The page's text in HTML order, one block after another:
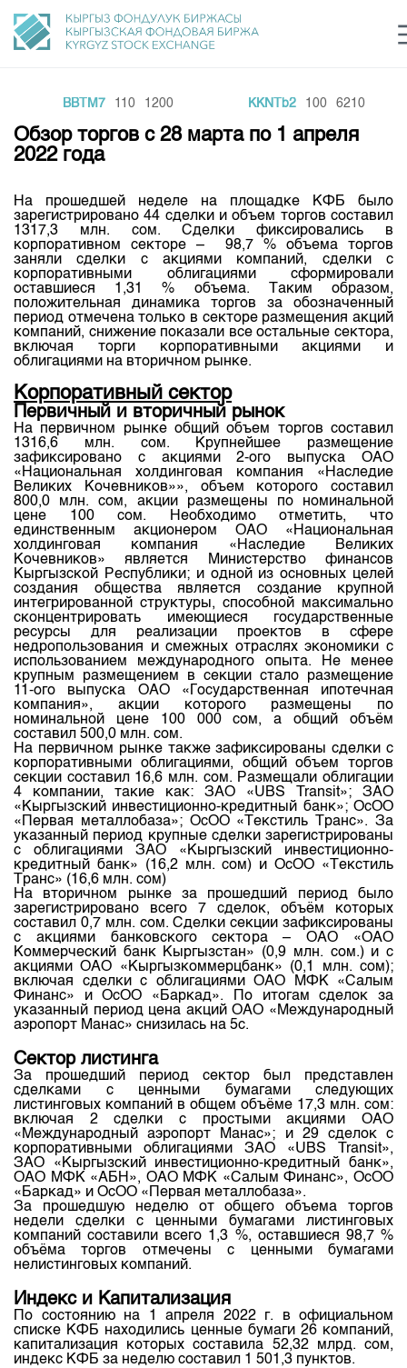
Финансовый рынок KG login Рус Кыр
Общая информация
Акционеры
Руководство
Внутренний аудитор
Комитеты
Участники торгов
Наши партнеры
Cтратегия развития
Корпоративные документы
Контакты
Направления
Товарно-сырьевой сектор
Листинг
Центр раскрытия информации
Тарифы
Аналитика
Финансовый рынок KG
Пресс-клуб
25 лет ЗАО КФБ
Нормативная база
Биржевая деятельность
Депозитарная деятельность
Центр раскрытия информации
Статистика торгов
Итоги последних торгов
Архив торгов
Индекс и Капитализация
Котировки по ЦБ
Котировки по драг. металлам
Расписание аукционов по ГЦБ
Результаты аукционов ГЦБ
Объем ГЦБ в обращении
Результаты аукционов по депозитам
Учебный центр
Общая информация
План работы на год
BBTM7 110 1200 KKNTb2 100 6210
Обзор торгов с 28 марта по 1 апреля
2022 года
На прошедшей неделе на площадке КФБ было
зарегистрировано 44 сделки и объем торгов составил
1317,3 млн. сом. Сделки фиксировались в
корпоративном секторе – 98,7 % объема торгов
заняли сделки с акциями компаний, сделки с
корпоративными облигациями сформировали
оставшиеся 1,31 % объема. Таким образом,
положительная динамика торгов за обозначенный
период отмечена только в секторе размещения акций
компаний, снижение показали все остальные сектора,
включая торги корпоративными акциями и
облигациями на вторичном рынке.
Корпоративный сектор
Первичный и вторичный рынок
На первичном рынке общий объем торгов составил
1316,6 млн. сом. Крупнейшее размещение
зафиксировано с акциями 2-ого выпуска ОАО
«Национальная холдинговая компания «Наследие
Великих Кочевников»», объем которого составил
800,0 млн. сом, акции размещены по номинальной
цене 100 сом. Необходимо отметить, что
единственным акционером ОАО «Национальная
холдинговая компания «Наследие Великих
Кочевников» является Министерство финансов
Кыргызской Республики; и одной из основных целей
создания общества является создание крупной
интегрированной структуры, способной максимально
сконцентрировать имеющиеся государственные
ресурсы для реализации проектов в сфере
недропользования и смежных отраслях экономики с
использованием международного опыта. Не менее
крупным размещением в секции стало размещение
11-ого выпуска ОАО «Государственная ипотечная
компания», акции которого размещены по
номинальной цене 100 000 сом, а общий объём
составил 500,0 млн. сом.
На первичном рынке также зафиксированы сделки с
корпоративными облигациями, общий объем торгов
секции составил 16,6 млн. сом. Размещали облигации
4 компании, такие как: ЗАО «UBS Transit»; ЗАО
«Кыргызский инвестиционно-кредитный банк»; ОсОО
«Первая металлобаза»; ОсОО «Текстиль Транс». За
указанный период крупные сделки зарегистрированы
с облигациями ЗАО «Кыргызский инвестиционно-
кредитный банк» (16,2 млн. сом) и ОсОО «Текстиль
Транс» (16,6 млн. сом)
На вторичном рынке за прошедший период было
зарегистрировано всего 7 сделок, объём которых
составил 0,7 млн. сом. Сделки секции зафиксированы
с акциями банковского сектора – ОАО «ОАО
Коммерческий банк Кыргызстан» (0,9 млн. сом.) и с
акциями ОАО «Кыргызкоммерцбанк» (0,1 млн. сом);
включая сделки с облигациями ОАО МФК «Салым
Финанс» и ОсОО «Баркад». По итогам сделок за
указанный период цена акций ОАО «Международный
аэропорт Манас» снизилась на 5с.
Сектор листинга
За прошедший период сектор был представлен
сделками с ценными бумагами следующих
листинговых компаний в общем объёме 17,3 млн. сом:
включая 2 сделки с простыми акциями ОАО
«Международный аэропорт Манас»; и 29 сделок с
корпоративными облигациями ЗАО «UBS Transit»,
ЗАО «Кыргызский инвестиционно-кредитный банк»,
ОАО МФК «АБН», ОАО МФК «Салым Финанс», ОсОО
«Баркад» и ОсОО «Первая металлобаза».
За прошедшую неделю от общего объема торгов
недели сделки с ценными бумагами листинговых
компаний составили всего 1,3 %, оставшиеся 98,7 %
объёма торгов отмечены с ценными бумагами
нелистинговых компаний.
Индекс и Капитализация
По состоянию на 1 апреля 2022 г. в официальном
списке КФБ находились ценные бумаги 26 компаний,
капитализация которых составила 52,32 млрд. сом,
индекс КФБ за неделю составил 1 501,3 пунктов.